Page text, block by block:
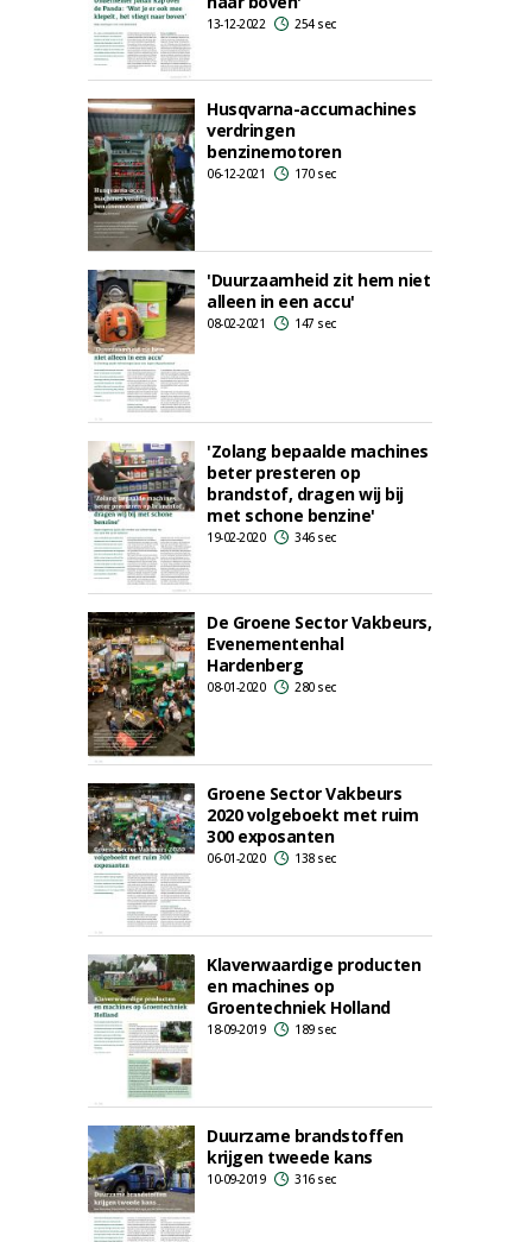
13-12-2022 254 sec
Husqvarna-accumachines
verdringen
benzinemotoren
06-12-2021 170 sec
'Duurzaamheid zit hem niet
alleen in een accu'
08-02-2021 147 sec
'Zolang bepaalde machines
beter presteren op
brandstof, dragen wij bij
met schone benzine'
19-02-2020 346 sec
De Groene Sector Vakbeurs,
Evenementenhal
Hardenberg
08-01-2020 280 sec
Groene Sector Vakbeurs
2020 volgeboekt met ruim
300 exposanten
06-01-2020 138 sec
Klaverwaardige producten
en machines op
Groentechniek Holland
18-09-2019 189 sec
Duurzame brandstoffen
krijgen tweede kans
10-09-2019 316 sec